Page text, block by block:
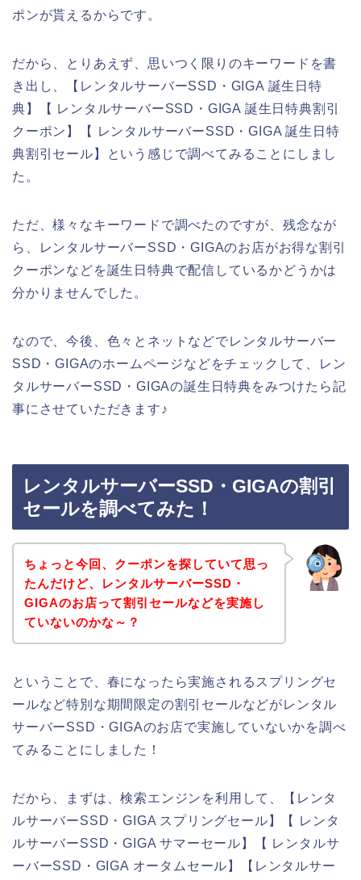
ポンが貰えるからです。
だから、とりあえず、思いつく限りのキーワードを書
き出し、【レンタルサーバーSSD・GIGA 誕生日特
典】【 レンタルサーバーSSD・GIGA 誕生日特典割引
クーポン】【 レンタルサーバーSSD・GIGA 誕生日特
典割引セール】という感じで調べてみることにしまし
た。
ただ、様々なキーワードで調べたのですが、残念なが
ら、レンタルサーバーSSD・GIGAのお店がお得な割引
クーポンなどを誕生日特典で配信しているかどうかは
分かりませんでした。
なので、今後、色々とネットなどでレンタルサーバー
SSD・GIGAのホームページなどをチェックして、レン
タルサーバーSSD・GIGAの誕生日特典をみつけたら記
事にさせていただきます♪
レンタルサーバーSSD・GIGAの割引
セールを調べてみた！
ちょっと今回、クーポンを探していて思っ
たんだけど、レンタルサーバーSSD・
GIGAのお店って割引セールなどを実施し
ていないのかな～？
ということで、春になったら実施されるスプリングセ
ールなど特別な期間限定の割引セールなどがレンタル
サーバーSSD・GIGAのお店で実施していないかを調べ
てみることにしました！
だから、まずは、検索エンジンを利用して、【レンタ
ルサーバーSSD・GIGA スプリングセール】【 レンタ
ルサーバーSSD・GIGA サマーセール】【 レンタルサ
ーバーSSD・GIGA オータムセール】【レンタルサー